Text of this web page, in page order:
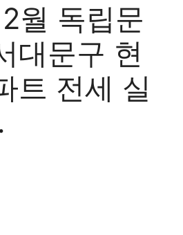
월 독립문
대문구 현
트 전세 실